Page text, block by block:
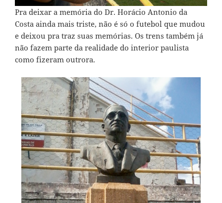
Pra deixar a memória do Dr. Horácio Antonio da
Costa ainda mais triste, não é só o futebol que mudou
e deixou pra traz suas memórias. Os trens também já
não fazem parte da realidade do interior paulista
como fizeram outrora.